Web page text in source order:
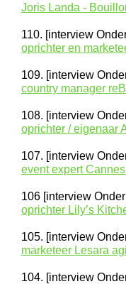
Joris Landa -
110. [interview
oprichter en
109. [interview
country manager
108. [interview
oprichter / eigenaar
107. [interview
event expert
106 [interview
oprichter Lily’s
105. [interview
marketeer Lesara
104. [interview